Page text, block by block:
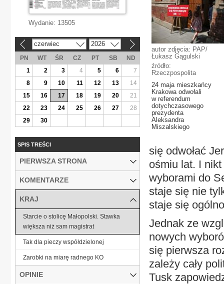
autor zdjęcia: PAP/
Łukasz Gągulski
źródło:
Rzeczpospolita
24 maja mieszkańcy
Krakowa odwołali
w referendum
dotychczasowego
prezydenta
Aleksandra
Miszalskiego
się odwołać
ośmiu lat. I nikt
wyborami do
staje się nie
staje się
Jednak ze
nowych
się pierwsza
zależy cały
Tusk
Wydanie: 13505
czerwiec 2026
PN WT ŚR CZ PT SB
ND
1
2 3 4 5 6
7
8
9 10 11 12 13
14
15
16 17 18 19 20
21
22
23 24 25 26 27
28
29
30
SPIS TREŚCI
PIERWSZA STRONA
KOMENTARZE
KRAJ
Starcie o stolicę Małopolski. Stawka
większa niż sam magistrat
Tak dla pieczy współdzielonej
Zarobki na miarę radnego KO
OPINIE